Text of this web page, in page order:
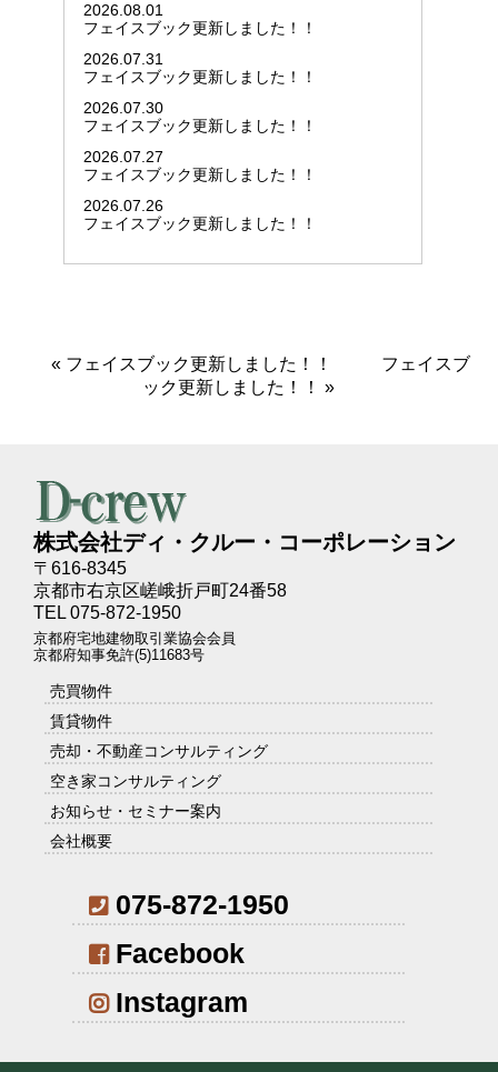
2026.08.01
フェイスブック更新しました！！
2026.07.31
フェイスブック更新しました！！
2026.07.30
フェイスブック更新しました！！
2026.07.27
フェイスブック更新しました！！
2026.07.26
フェイスブック更新しました！！
« フェイスブック更新しました！！
フェイスブ
ック更新しました！！
»
株式会社ディ・クルー・コーポレーション
〒616-8345
京都市右京区嵯峨折戸町24番58
TEL 075-872-1950
京都府宅地建物取引業協会会員
京都府知事免許(5)11683号
売買物件
賃貸物件
売却・不動産コンサルティング
空き家コンサルティング
お知らせ・セミナー案内
会社概要
075-872-1950
Facebook
Instagram